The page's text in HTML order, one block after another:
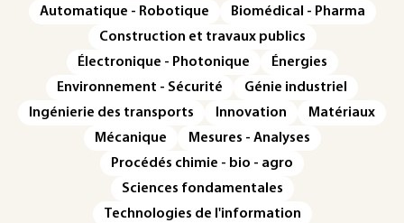
Automatique - Robotique
Biomédical - Pharma
Construction et travaux publics
Électronique - Photonique
Énergies
Environnement - Sécurité
Génie industriel
Ingénierie des transports
Innovation
Matériaux
Mécanique
Mesures - Analyses
Procédés chimie - bio - agro
Sciences fondamentales
Technologies de l'information